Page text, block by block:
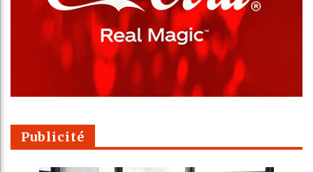
Publicité